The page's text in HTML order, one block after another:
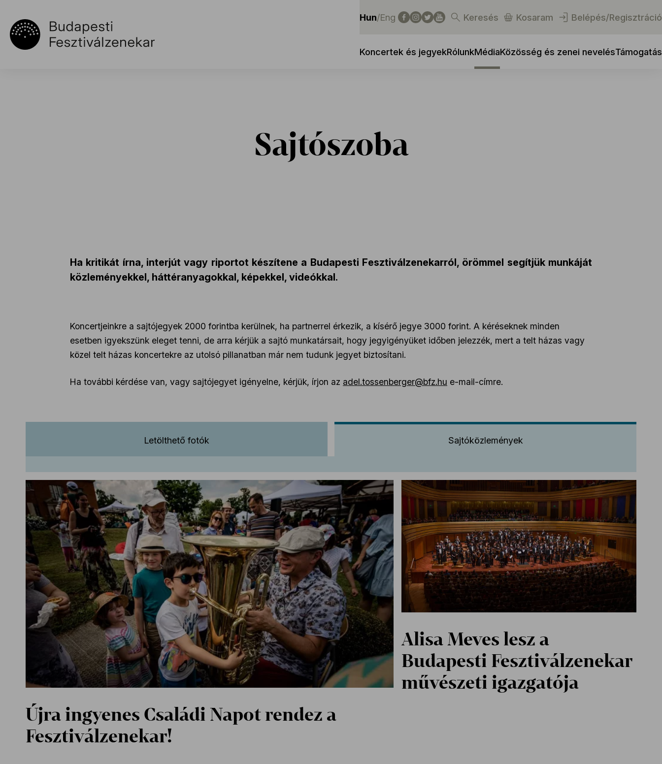
Hun/Eng Keresés Kosaram Belépés/Regisztráció
Koncertek és jegyekRólunkMédiaKözösség és zenei nevelésTámogatás
Sajtószoba
Ha kritikát írna, interjút vagy riportot készítene a Budapesti Fesztiválzenekarról, örömmel segítjük munkáját
közleményekkel, háttéranyagokkal, képekkel, videókkal.
Koncertjeinkre a sajtójegyek 2000 forintba kerülnek, ha partnerrel érkezik, a kísérő jegye 3000 forint. A kéréseknek minden
esetben igyekszünk eleget tenni, de arra kérjük a sajtó munkatársait, hogy jegyigényüket időben jelezzék, mert a telt házas vagy
közel telt házas koncertekre az utolsó pillanatban már nem tudunk jegyet biztosítani.
Ha további kérdése van, vagy sajtójegyet igényelne, kérjük, írjon az adel.tossenberger@bfz.hu e-mail-címre.
Letölthető fotók Sajtóközlemények
Újra ingyenes Családi Napot rendez a
Fesztiválzenekar!
Alisa Meves lesz a
Budapesti Fesztiválzenekar
művészeti igazgatója